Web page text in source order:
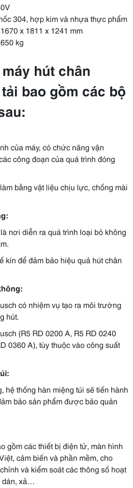
304, hợp kim và nhựa thực phẩm
x 1811 x 1241 mm
kg
máy hút chân
bao gồm các bộ
của máy, có chức năng vận
công đoạn của quá trình đóng
bằng vật liệu chịu lực, chống mài
nơi diễn ra quá trình loại bỏ không
kín để đảm bảo hiệu quả hút chân
có nhiệm vụ tạo ra môi trường
hút.
(R5 RD 0200 A, R5 RD 0240
0360 A), tùy thuộc vào công suất
hệ thống hàn miệng túi sẽ tiến hành
bảo sản phẩm được bảo quản
gồm các thiết bị điện tử, màn hình
cảm biến và phần mềm, cho
và kiểm soát các thông số hoạt
xả…